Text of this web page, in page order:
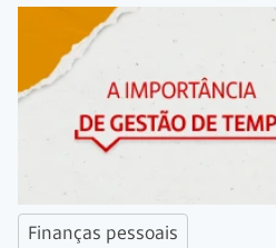
Finanças pessoais